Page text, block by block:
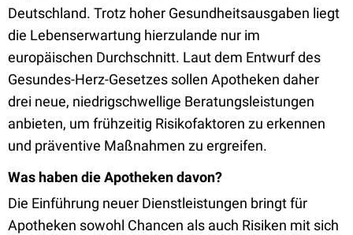
Deutschland. Trotz hoher Gesundheitsausgaben liegt
die Lebenserwartung hierzulande nur im
europäischen Durchschnitt. Laut dem Entwurf des
Gesundes-Herz-Gesetzes sollen Apotheken daher
drei neue, niedrigschwellige Beratungsleistungen
anbieten, um frühzeitig Risikofaktoren zu erkennen
und präventive Maßnahmen zu ergreifen.
Was haben die Apotheken davon?
Die Einführung neuer Dienstleistungen bringt für
Apotheken sowohl Chancen als auch Risiken mit sich